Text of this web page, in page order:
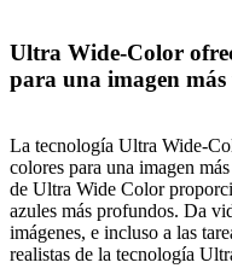
Ultra Wide-Color
para una imagen más
La tecnología Ultra Wide-
colores para una imagen
de Ultra Wide Color
azules más profundos. Da
imágenes, e incluso a las
realistas de la tecnología